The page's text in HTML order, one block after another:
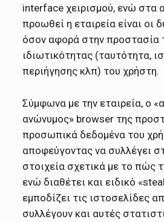
interface χειρισμού, ενώ στα
προωθεί η εταιρεία είναι οι
όσον αφορά στην προστασία
ιδιωτικότητας (ταυτότητα,
περιήγησης κλπ) του χρήστη.
Σύμφωνα με την εταιρεία, ο
ανώνυμος» browser της
προσωπικά δεδομένα του
αποφεύγοντας να συλλέγει
στοιχεία σχετικά με το πώς
ενώ διαθέτει και ειδικό
εμποδίζει τις ιστοσελίδες
συλλέγουν και αυτές